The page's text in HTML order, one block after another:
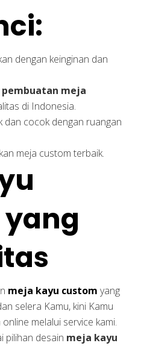
dengan keinginan dan
pembuatan meja
di Indonesia.
dan cocok dengan ruangan
meja custom terbaik.
meja kayu custom yang
selera Kamu, kini Kamu
melalui service kami.
pilihan desain meja kayu